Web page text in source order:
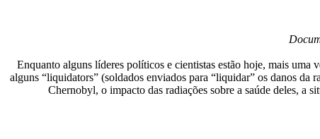
Enquanto alguns líderes políticos e cientistas estão hoje, mais uma
alguns “liquidators” (soldados enviados para “liquidar” os danos
Chernobyl, o impacto das radiações sobre a saúde deles, a